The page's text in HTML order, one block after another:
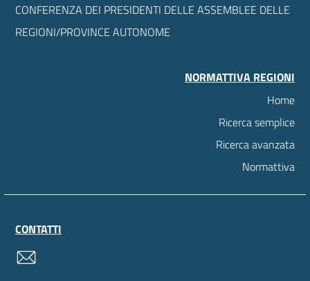
CONFERENZA DEI PRESIDENTI DELLE ASSEMBLEE DELLE
REGIONI/PROVINCE AUTONOME
NORMATTIVA REGIONI
Home
Ricerca semplice
Ricerca avanzata
Normattiva
CONTATTI